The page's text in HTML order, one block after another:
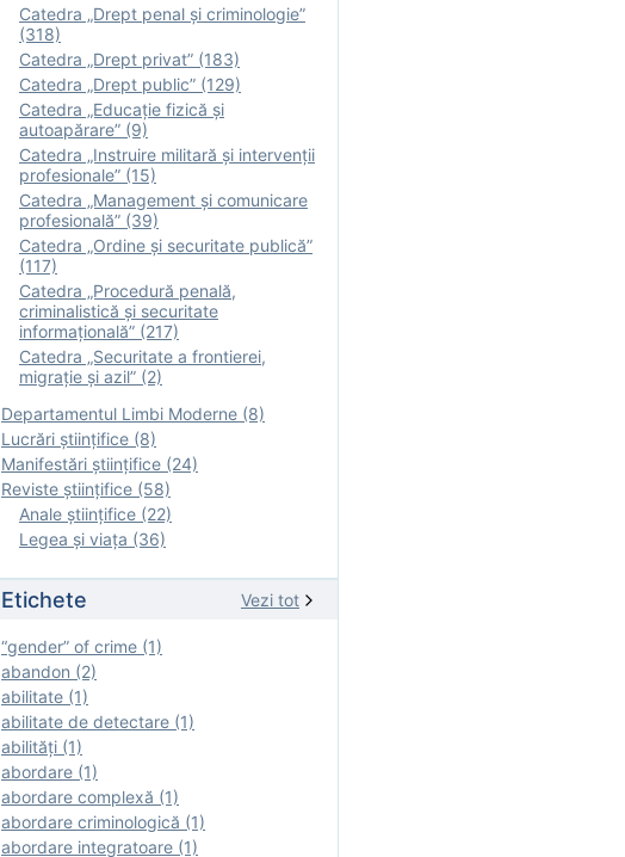
Catedra „Drept penal și criminologie”
(318)
Catedra „Drept privat” (183)
Catedra „Drept public” (129)
Catedra „Educație fizică şi
autoapărare” (9)
Catedra „Instruire militară şi intervenţii
profesionale” (15)
Catedra „Management și comunicare
profesională” (39)
Catedra „Ordine și securitate publică”
(117)
Catedra „Procedură penală,
criminalistică și securitate
informațională” (217)
Catedra „Securitate a frontierei,
migrație și azil” (2)
Departamentul Limbi Moderne (8)
Lucrări științifice (8)
Manifestări ştiinţifice (24)
Reviste ştiinţifice (58)
Anale ştiinţifice (22)
Legea şi viaţa (36)
Etichete Vezi tot
“gender” of crime (1)
abandon (2)
abilitate (1)
abilitate de detectare (1)
abilităţi (1)
abordare (1)
abordare complexă (1)
abordare criminologică (1)
abordare integratoare (1)